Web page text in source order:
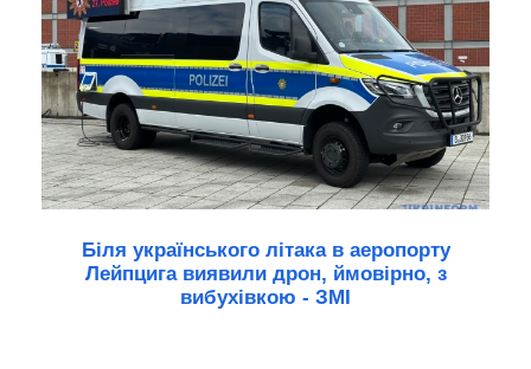
Біля українського літака в аеропорту
Лейпцига виявили дрон, ймовірно, з
вибухівкою - ЗМІ